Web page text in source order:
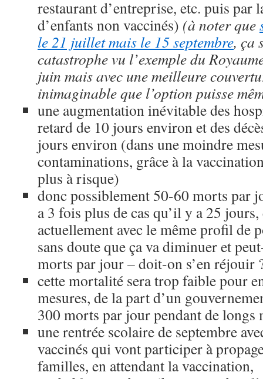
restaurant d’entreprise, etc. puis par
d’enfants non vaccinés) (à noter que
le 21 juillet mais le 15 septembre, ça
catastrophe vu l’exemple du
juin mais avec une meilleure
inimaginable que l’option puisse
une augmentation inévitable des
retard de 10 jours environ et des
jours environ (dans une moindre
contaminations, grâce à la
plus à risque)
donc possiblement 50-60 morts par
a 3 fois plus de cas qu’il y a 25
actuellement avec le même profil
sans doute que ça va diminuer et
morts par jour – doit-on s’en réjouir
cette mortalité sera trop faible pour
mesures, de la part d’un
300 morts par jour pendant de longs
une rentrée scolaire de septembre
vaccinés qui vont participer à
familles, en attendant la vaccination,